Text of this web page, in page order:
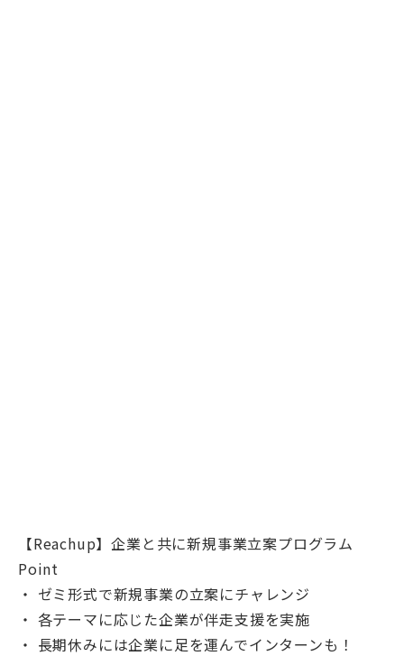
【Reachup】企業と共に新規事業立案プログラム
Point
・ ゼミ形式で新規事業の立案にチャレンジ
・ 各テーマに応じた企業が伴走支援を実施
・ 長期休みには企業に足を運んでインターンも！